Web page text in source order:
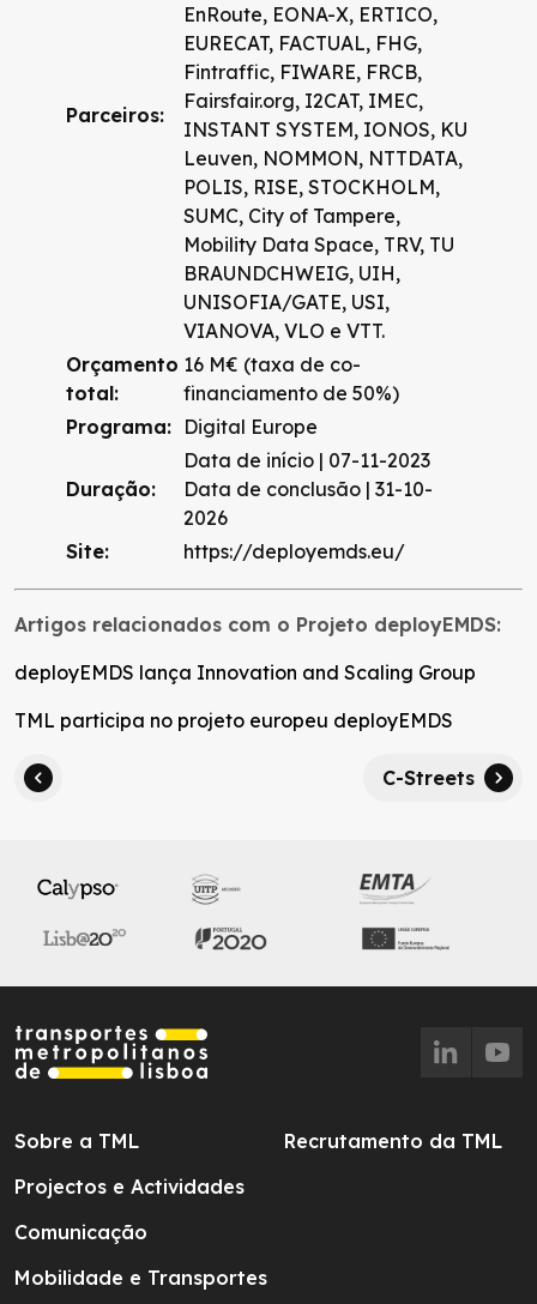
Parceiros:
EnRoute, EONA-X, ERTICO,
EURECAT, FACTUAL, FHG,
Fintraffic, FIWARE, FRCB,
Fairsfair.org, I2CAT, IMEC,
INSTANT SYSTEM, IONOS, KU
Leuven, NOMMON, NTTDATA,
POLIS, RISE, STOCKHOLM,
SUMC, City of Tampere,
Mobility Data Space, TRV, TU
BRAUNDCHWEIG, UIH,
UNISOFIA/GATE, USI,
VIANOVA, VLO e VTT.
Orçamento
total:
16 M€ (taxa de co-
financiamento de 50%)
Programa: Digital Europe
Duração:
Data de início | 07-11-2023
Data de conclusão | 31-10-
2026
Site:
https://deployemds.eu/
Artigos relacionados com o Projeto deployEMDS:
deployEMDS lança Innovation and Scaling Group
TML participa no projeto europeu deployEMDS
C-Streets
Sobre a TML
Projectos e Actividades
Comunicação
Mobilidade e Transportes
Recrutamento da TML